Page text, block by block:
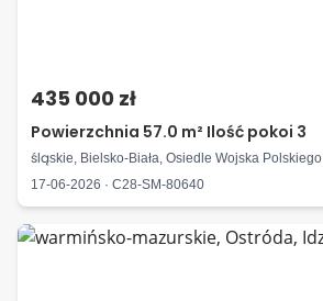
435 000 zł
Powierzchnia 57.0 m² Ilość pokoi 3
śląskie, Bielsko-Biała, Osiedle Wojska Polskiego
17-06-2026 · C28-SM-80640